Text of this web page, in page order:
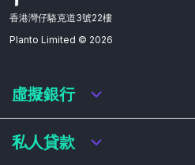
香港灣仔駱克道3號22樓
Planto Limited © 2026
虛擬銀行
虛擬銀行迎新優惠
虛擬銀行存款利率比較
私人貸款